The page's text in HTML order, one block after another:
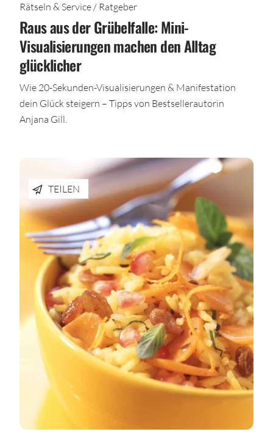
Rätseln & Service / Ratgeber
Raus aus der Grübelfalle: Mini-
Visualisierungen machen den Alltag
glücklicher
Wie 20-Sekunden-Visualisierungen & Manifestation
dein Glück steigern – Tipps von Bestsellerautorin
Anjana Gill.
TEILEN